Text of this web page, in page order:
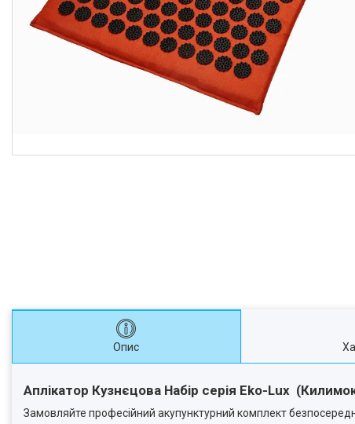
Опис
Аплікатор Кузнєцова Набір серія Eko-Lux
Замовляйте професійний акупунктурний комплект